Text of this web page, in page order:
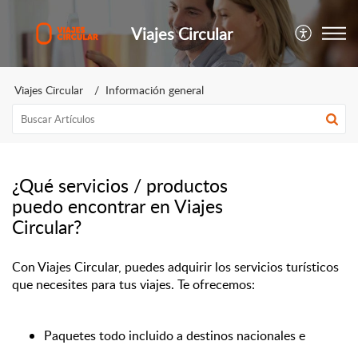
Viajes Circular
Viajes Circular Información general
¿Qué servicios / productos
puedo encontrar en Viajes
Circular?
Con Viajes Circular, puedes adquirir los servicios turísticos
que necesites para tus viajes. Te ofrecemos:
Paquetes todo incluido a destinos nacionales e